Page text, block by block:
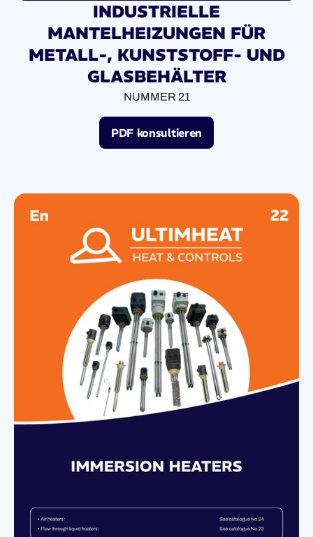
INDUSTRIELLE
MANTELHEIZUNGEN FÜR
METALL-, KUNSTSTOFF- UND
GLASBEHÄLTER
NUMMER 21
PDF konsultieren